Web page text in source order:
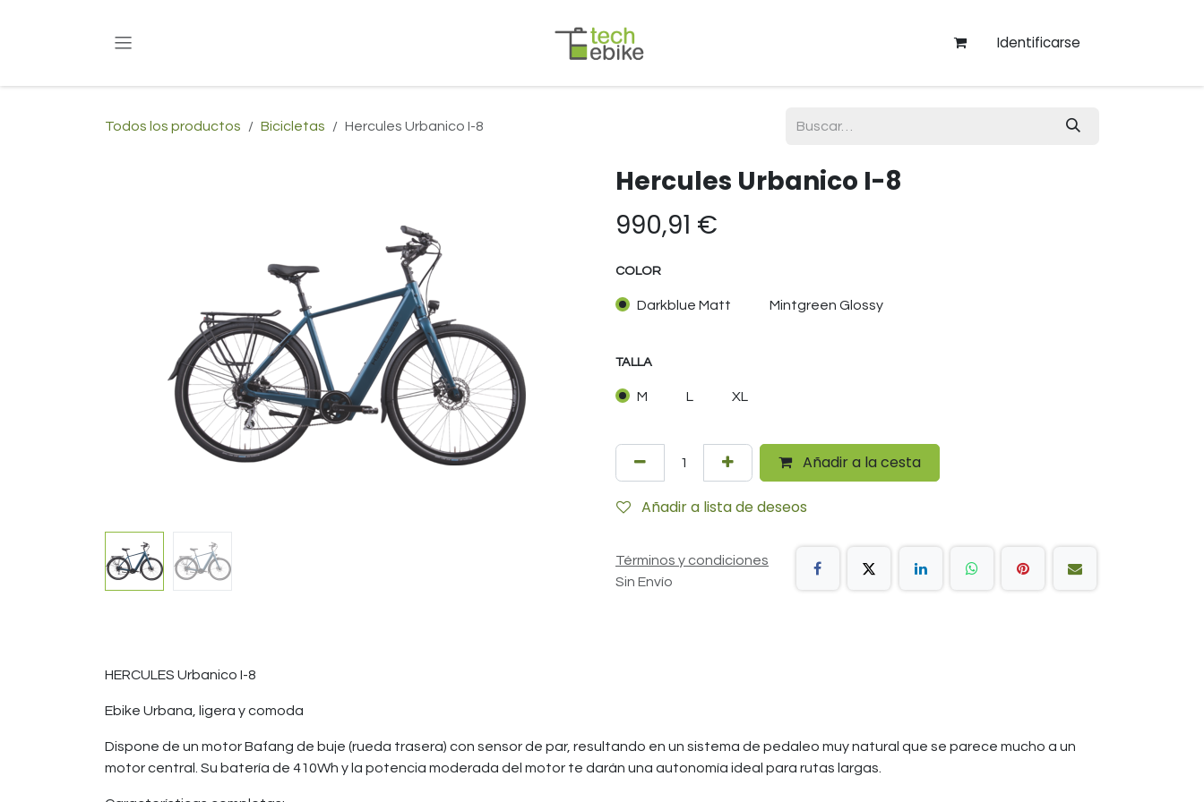
Identificarse
Todos los productos Bicicletas Hercules Urbanico I-8
Hercules Urbanico I-8
990,91 €
COLOR
Darkblue Matt Mintgreen Glossy
TALLA
M L XL
Añadir a la cesta
Añadir a lista de deseos
Términos y condiciones
Sin Envío
HERCULES Urbanico I-8
Ebike Urbana, ligera y comoda
Dispone de un motor Bafang de buje (rueda trasera) con sensor de par, resultando en un sistema de pedaleo muy natural que se parece mucho a un
motor central. Su batería de 410Wh y la potencia moderada del motor te darán una autonomía ideal para rutas largas.